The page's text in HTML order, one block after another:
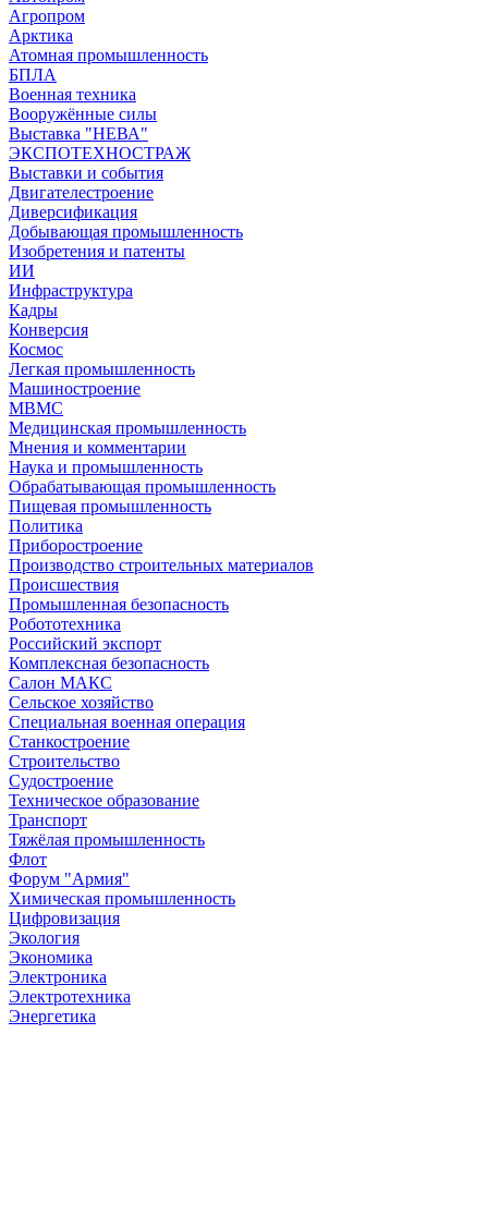
Агропром
Арктика
Атомная промышленность
БПЛА
Военная техника
Вооружённые силы
Выставка "НЕВА"
ЭКСПОТЕХНОСТРАЖ
Выставки и события
Двигателестроение
Диверсификация
Добывающая промышленность
Изобретения и патенты
ИИ
Инфраструктура
Кадры
Конверсия
Космос
Легкая промышленность
Машиностроение
МВМС
Медицинская промышленность
Мнения и комментарии
Наука и промышленность
Обрабатывающая промышленность
Пищевая промышленность
Политика
Приборостроение
Производство строительных материалов
Происшествия
Промышленная безопасность
Робототехника
Российский экспорт
Комплексная безопасность
Салон МАКС
Сельское хозяйство
Специальная военная операция
Станкостроение
Строительство
Судостроение
Техническое образование
Транспорт
Тяжёлая промышленность
Флот
Форум "Армия"
Химическая промышленность
Цифровизация
Экология
Экономика
Электроника
Электротехника
Энергетика